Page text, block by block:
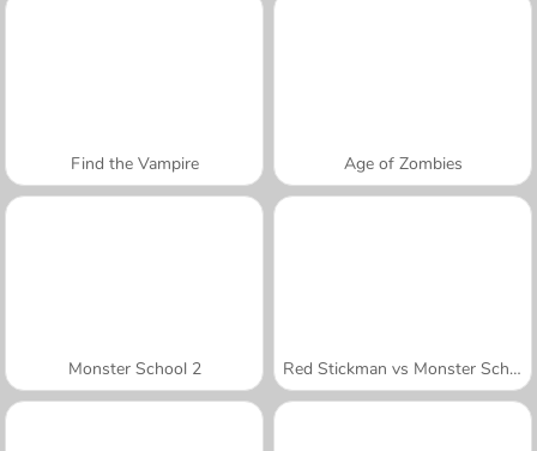
Find the Vampire Age of Zombies
Monster School 2 Red Stickman vs Monster School